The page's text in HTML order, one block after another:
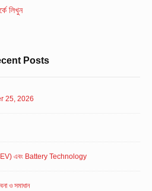
লিখুন
Posts
25, 2026
এবং Battery Technology
ও সমাধান